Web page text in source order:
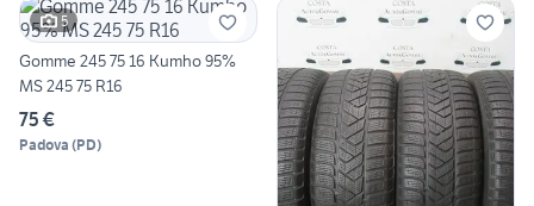
5
Gomme 245 75 16 Kumho 95%
MS 245 75 R16
75 €
Padova (PD)